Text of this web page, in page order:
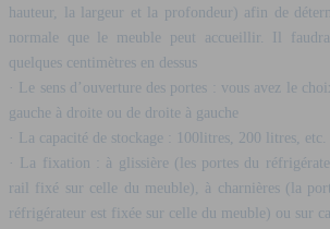
hauteur, la largeur et la profondeur) afin de
normale que le meuble peut accueillir. Il
quelques centimètres en dessus
· Le sens d’ouverture des portes : vous avez le
gauche à droite ou de droite à gauche
· La capacité de stockage : 100litres, 200 litres, etc.
· La fixation : à glissière (les portes du
rail fixé sur celle du meuble), à charnières (la
réfrigérateur est fixée sur celle du meuble) ou sur